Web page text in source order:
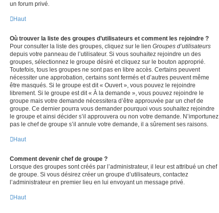
un forum privé.
Haut
Où trouver la liste des groupes d’utilisateurs et comment les rejoindre ?
Pour consulter la liste des groupes, cliquez sur le lien Groupes d’utilisateurs
depuis votre panneau de l’utilisateur. Si vous souhaitez rejoindre un des
groupes, sélectionnez le groupe désiré et cliquez sur le bouton approprié.
Toutefois, tous les groupes ne sont pas en libre accès. Certains peuvent
nécessiter une approbation, certains sont fermés et d’autres peuvent même
être masqués. Si le groupe est dit « Ouvert », vous pouvez le rejoindre
librement. Si le groupe est dit « À la demande », vous pouvez rejoindre le
groupe mais votre demande nécessitera d’être approuvée par un chef de
groupe. Ce dernier pourra vous demander pourquoi vous souhaitez rejoindre
le groupe et ainsi décider s’il approuvera ou non votre demande. N’importunez
pas le chef de groupe s’il annule votre demande, il a sûrement ses raisons.
Haut
Comment devenir chef de groupe ?
Lorsque des groupes sont créés par l’administrateur, il leur est attribué un chef
de groupe. Si vous désirez créer un groupe d’utilisateurs, contactez
l’administrateur en premier lieu en lui envoyant un message privé.
Haut